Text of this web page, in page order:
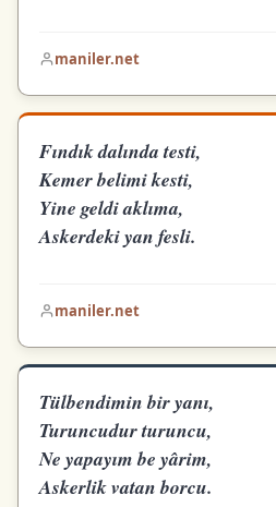
maniler.net
Fındık dalında testi,
Kemer belimi kesti,
Yine geldi aklıma,
Askerdeki yan fesli.
maniler.net
Tülbendimin bir yanı,
Turuncudur turuncu,
Ne yapayım be yârim,
Askerlik vatan borcu.